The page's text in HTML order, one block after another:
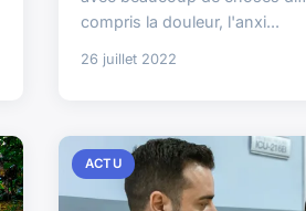
compris la douleur, l'anxi...
26 juillet 2022
ACTU